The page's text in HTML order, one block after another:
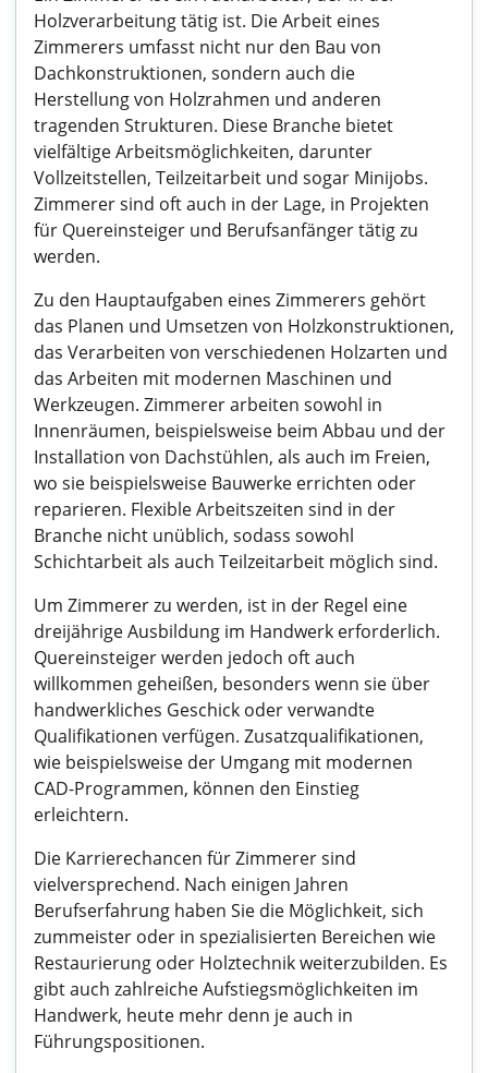
Holzverarbeitung tätig ist. Die Arbeit eines
Zimmerers umfasst nicht nur den Bau von
Dachkonstruktionen, sondern auch die
Herstellung von Holzrahmen und anderen
tragenden Strukturen. Diese Branche bietet
vielfältige Arbeitsmöglichkeiten, darunter
Vollzeitstellen, Teilzeitarbeit und sogar Minijobs.
Zimmerer sind oft auch in der Lage, in Projekten
für Quereinsteiger und Berufsanfänger tätig zu
werden.
Zu den Hauptaufgaben eines Zimmerers gehört
das Planen und Umsetzen von Holzkonstruktionen,
das Verarbeiten von verschiedenen Holzarten und
das Arbeiten mit modernen Maschinen und
Werkzeugen. Zimmerer arbeiten sowohl in
Innenräumen, beispielsweise beim Abbau und der
Installation von Dachstühlen, als auch im Freien,
wo sie beispielsweise Bauwerke errichten oder
reparieren. Flexible Arbeitszeiten sind in der
Branche nicht unüblich, sodass sowohl
Schichtarbeit als auch Teilzeitarbeit möglich sind.
Um Zimmerer zu werden, ist in der Regel eine
dreijährige Ausbildung im Handwerk erforderlich.
Quereinsteiger werden jedoch oft auch
willkommen geheißen, besonders wenn sie über
handwerkliches Geschick oder verwandte
Qualifikationen verfügen. Zusatzqualifikationen,
wie beispielsweise der Umgang mit modernen
CAD-Programmen, können den Einstieg
erleichtern.
Die Karrierechancen für Zimmerer sind
vielversprechend. Nach einigen Jahren
Berufserfahrung haben Sie die Möglichkeit, sich
zummeister oder in spezialisierten Bereichen wie
Restaurierung oder Holztechnik weiterzubilden. Es
gibt auch zahlreiche Aufstiegsmöglichkeiten im
Handwerk, heute mehr denn je auch in
Führungspositionen.